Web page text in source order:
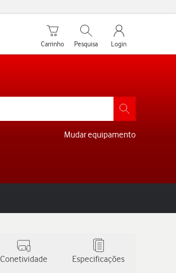
Carrinho de compras
Carrinho
Pesquisar
Pesquisa
My Vodafone
Login
Mudar equipamento
Conetividade Especificações